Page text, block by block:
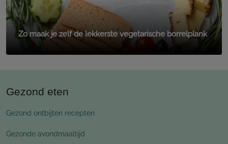
Zo maak je zelf de lekkerste vegetarische borrelplank
Gezond eten
Gezond ontbijten recepten
Gezonde avondmaaltijd